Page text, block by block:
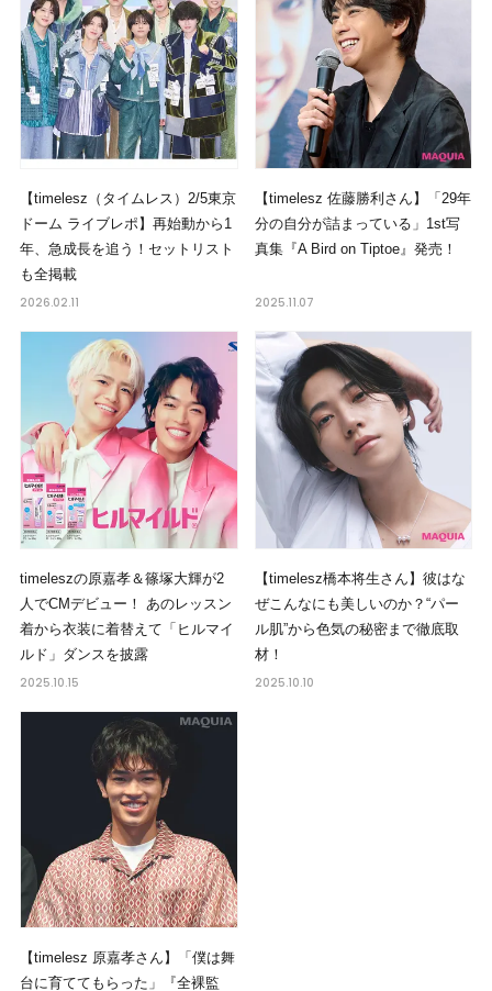
【timelesz（タイムレス）2/5東京
ドーム ライブレポ】再始動から1
年、急成長を追う！セットリスト
も全掲載
2026.02.11
【timelesz 佐藤勝利さん】「29年
分の自分が詰まっている」1st写
真集『A Bird on Tiptoe』発売！
2025.11.07
timeleszの原嘉孝＆篠塚大輝が2
人でCMデビュー！ あのレッスン
着から衣装に着替えて「ヒルマイ
ルド」ダンスを披露
2025.10.15
【timelesz橋本将生さん】彼はな
ぜこんなにも美しいのか？“パー
ル肌”から色気の秘密まで徹底取
材！
2025.10.10
【timelesz 原嘉孝さん】「僕は舞
台に育ててもらった」『全裸監